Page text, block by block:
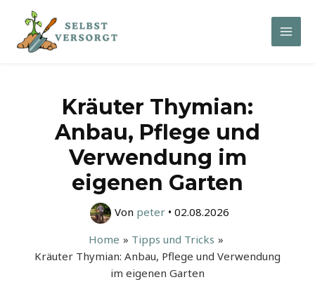
Inhalt
springen
Main
Kräuter Thymian:
Anbau, Pflege und
Verwendung im
eigenen Garten
Von peter • 02.08.2026
Home
Tipps und Tricks
Kräuter Thymian: Anbau, Pflege und Verwendung
im eigenen Garten